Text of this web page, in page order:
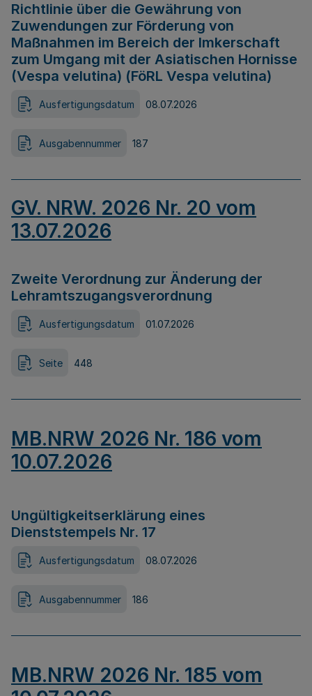
Richtlinie über die Gewährung von
Zuwendungen zur Förderung von
Maßnahmen im Bereich der Imkerschaft
zum Umgang mit der Asiatischen Hornisse
(Vespa velutina) (FöRL Vespa velutina)
Ausfertigungsdatum 08.07.2026
Ausgabennummer 187
GV. NRW. 2026 Nr. 20 vom
13.07.2026
Zweite Verordnung zur Änderung der
Lehramtszugangsverordnung
Ausfertigungsdatum 01.07.2026
Seite 448
MB.NRW 2026 Nr. 186 vom
10.07.2026
Ungültigkeitserklärung eines
Dienststempels Nr. 17
Ausfertigungsdatum 08.07.2026
Ausgabennummer 186
MB.NRW 2026 Nr. 185 vom